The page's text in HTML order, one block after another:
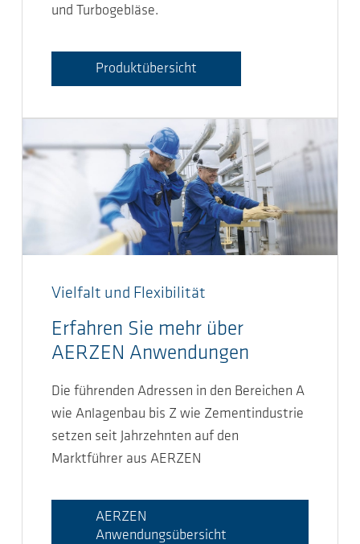
und Turbogebläse.
Produktübersicht
Vielfalt und Flexibilität
Erfahren Sie mehr über
AERZEN Anwendungen
Die führenden Adressen in den Bereichen A
wie Anlagenbau bis Z wie Zementindustrie
setzen seit Jahrzehnten auf den
Marktführer aus AERZEN
AERZEN
Anwendungsübersicht